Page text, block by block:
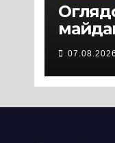
Черкас
07.08.2026